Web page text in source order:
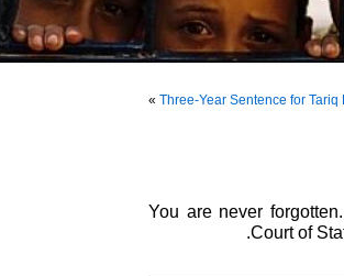
Three-Year Sentence for Tariq
»
You are never
Court of